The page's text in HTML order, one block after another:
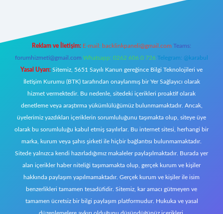
Reklam ve İletişim: E-mail: backlinkpaneli@gmail.com Teams:
forumhizmeti@gmail.com Whatsapp: 0262 606 0 726 Telegram: @karabul
Yasal Uyarı: Sitemiz, 5651 Sayılı Kanun gereğince Bilgi Teknolojileri ve
İletişim Kurumu (BTK) tarafından onaylanmış bir Yer Sağlayıcı olarak
hizmet vermektedir. Bu nedenle, sitedeki içerikleri proaktif olarak
denetleme veya araştırma yükümlülüğümüz bulunmamaktadır. Ancak,
üyelerimiz yazdıkları içeriklerin sorumluluğunu taşımakta olup, siteye üye
olarak bu sorumluluğu kabul etmiş sayılırlar. Bu internet sitesi, herhangi bir
marka, kurum veya şahıs şirketi ile hiçbir bağlantısı bulunmamaktadır.
Sitede yalnızca kendi hazırladığımız makaleler paylaşılmaktadır. Burada yer
alan içerikler haber niteliği taşımamakta olup, gerçek kurum ve kişiler
hakkında paylaşım yapılmamaktadır. Gerçek kurum ve kişiler ile isim
benzerlikleri tamamen tesadüfidir. Sitemiz, kar amacı gütmeyen ve
tamamen ücretsiz bir bilgi paylaşım platformudur. Hukuka ve yasal